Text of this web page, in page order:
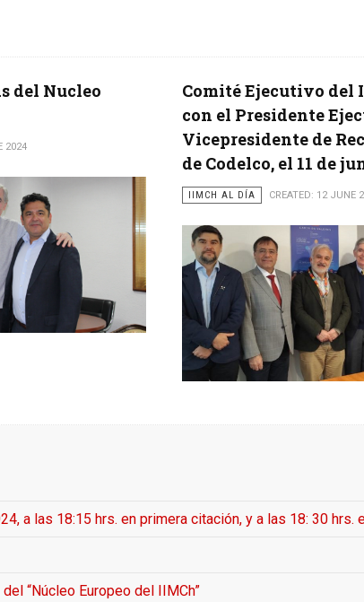
del Nucleo
2024
Comité Ejecutivo del
con el Presidente
Vicepresidente de
de Codelco, el 11 de
IIMCH AL DÍA CREATED: 12 JUNE
a las 18:15 hrs. en primera citación, y a las 18: 30 hrs.
“Núcleo Europeo del IIMCh”